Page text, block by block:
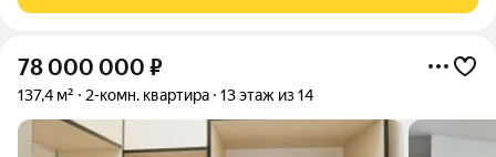
78 000 000 ₽
137,4 м² 2-комн. квартира 13 этаж из 14